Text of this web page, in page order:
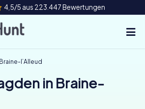
4,5/5 aus 223.447 Bewertungen
Braine-l’Alleud
in Braine-